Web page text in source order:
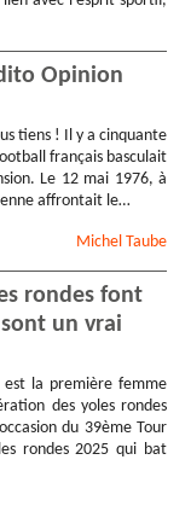
Opinion
tiens ! Il y a cinquante
français basculait
Le 12 mai 1976, à
affrontait le…
Michel Taube
rondes font
un vrai
est la première femme
des yoles rondes
du 39ème Tour
rondes 2025 qui bat